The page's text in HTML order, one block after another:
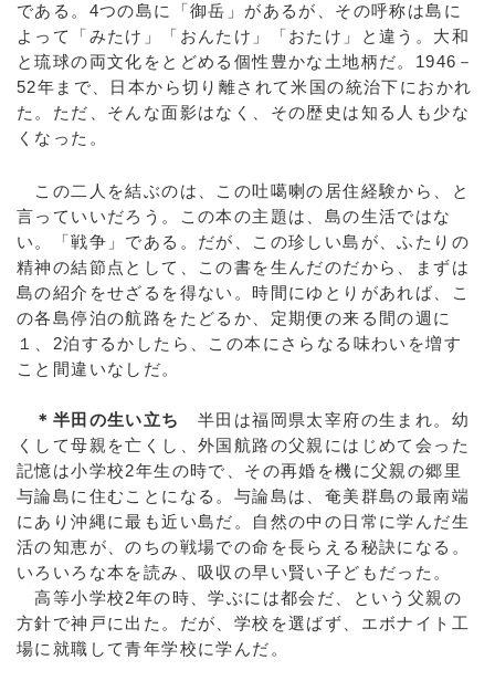
である。4つの島に「御岳」があるが、その呼称は島に
よって「みたけ」「おんたけ」「おたけ」と違う。大和
と琉球の両文化をとどめる個性豊かな土地柄だ。1946－
52年まで、日本から切り離されて米国の統治下におかれ
た。ただ、そんな面影はなく、その歴史は知る人も少な
くなった。
この二人を結ぶのは、この吐噶喇の居住経験から、と
言っていいだろう。この本の主題は、島の生活ではな
い。「戦争」である。だが、この珍しい島が、ふたりの
精神の結節点として、この書を生んだのだから、まずは
島の紹介をせざるを得ない。時間にゆとりがあれば、こ
の各島停泊の航路をたどるか、定期便の来る間の週に
１、2泊するかしたら、この本にさらなる味わいを増す
こと間違いなしだ。
＊半田の生い立ち
半田は福岡県太宰府の生まれ。幼
くして母親を亡くし、外国航路の父親にはじめて会った
記憶は小学校2年生の時で、その再婚を機に父親の郷里
与論島に住むことになる。与論島は、奄美群島の最南端
にあり沖縄に最も近い島だ。自然の中の日常に学んだ生
活の知恵が、のちの戦場での命を長らえる秘訣になる。
いろいろな本を読み、吸収の早い賢い子どもだった。
高等小学校2年の時、学ぶには都会だ、という父親の
方針で神戸に出た。だが、学校を選ばず、エボナイト工
場に就職して青年学校に学んだ。